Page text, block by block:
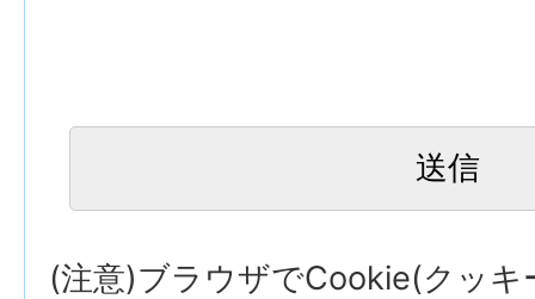
(注意)ブラウザでCookie(クッキ